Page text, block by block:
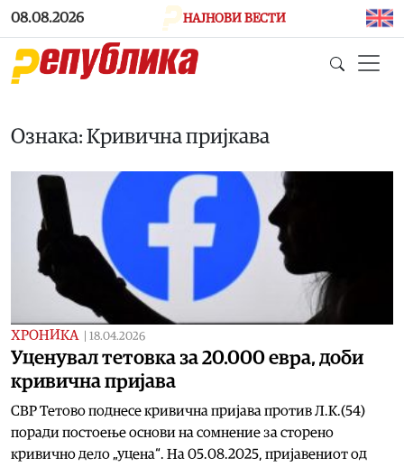
Skip to main content
08.08.2026 НАЈНОВИ ВЕСТИ
Ознака: Кривична пријкава
ХРОНИКА 18.04.2026
Уценувал тетовка за 20.000 евра, доби
кривична пријава
СВР Тетово поднесе кривична пријава против Л.К.(54)
поради постоење основи на сомнение за сторено
кривично дело „уцена“. На 05.08.2025, пријавениот од